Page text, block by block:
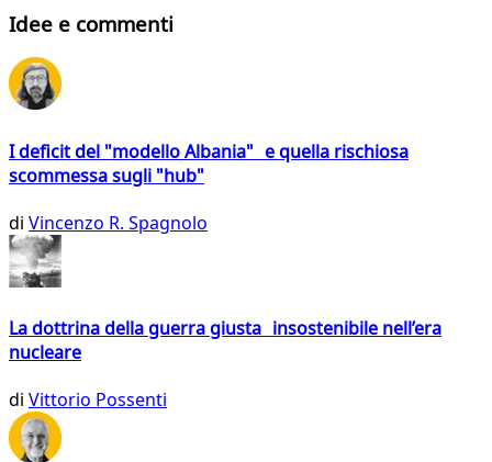
Idee e commenti
I deficit del "modello Albania" e quella rischiosa
scommessa sugli "hub"
di Vincenzo R. Spagnolo
La dottrina della guerra giusta insostenibile nell’era
nucleare
di Vittorio Possenti